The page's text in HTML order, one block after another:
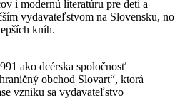
i modernú literatúru pre deti a
vydavateľstvom na Slovensku, no
kníh.
ako dcérska spoločnosť
obchod Slovart“, ktorá
vzniku sa vydavateľstvo